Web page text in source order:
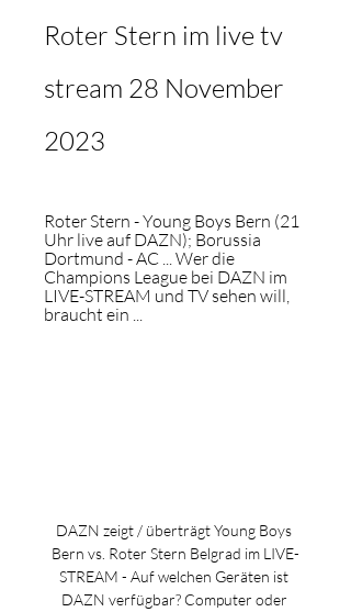
Roter Stern im live tv
stream 28 November
2023
Roter Stern - Young Boys Bern (21
Uhr live auf DAZN); Borussia
Dortmund - AC ... Wer die
Champions League bei DAZN im
LIVE-STREAM und TV sehen will,
braucht ein ...
DAZN zeigt / überträgt Young Boys
Bern vs. Roter Stern Belgrad im LIVE-
STREAM - Auf welchen Geräten ist
DAZN verfügbar? Computer oder